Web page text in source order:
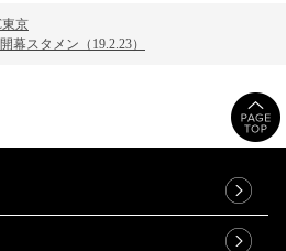
東京
幕スタメン（19.2.23）